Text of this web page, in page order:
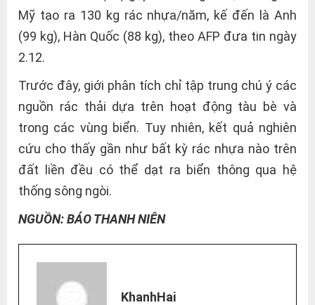
Mỹ tạo ra 130 kg rác nhựa/năm, kế đến là Anh
(99 kg), Hàn Quốc (88 kg), theo AFP đưa tin ngày
2.12.
Trước đây, giới phân tích chỉ tập trung chú ý các
nguồn rác thải dựa trên hoạt động tàu bè và
trong các vùng biển. Tuy nhiên, kết quả nghiên
cứu cho thấy gần như bất kỳ rác nhựa nào trên
đất liền đều có thể dạt ra biển thông qua hệ
thống sông ngòi.
NGUỒN: BÁO THANH NIÊN
KhanhHai